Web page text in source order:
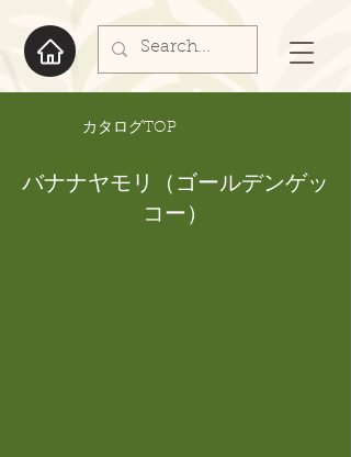
​カタログTOP
バナナヤモリ（ゴールデンゲッ
コー）